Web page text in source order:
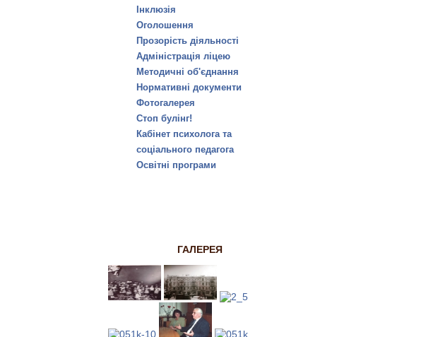
Інклюзія
Оголошення
Прозорість діяльності
Адміністрація ліцею
Методичні об'єднання
Нормативні документи
Фотогалерея
Стоп булінг!
Кабінет психолога та
соціального педагога
Освітні програми
ГАЛЕРЕЯ